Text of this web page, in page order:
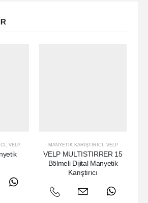
VELP MANYETIK KARIŞTIRICI VELP
VELP MULTISTIRRER 15
Bölmeli Dijital Manyetik
Karıştırıcı